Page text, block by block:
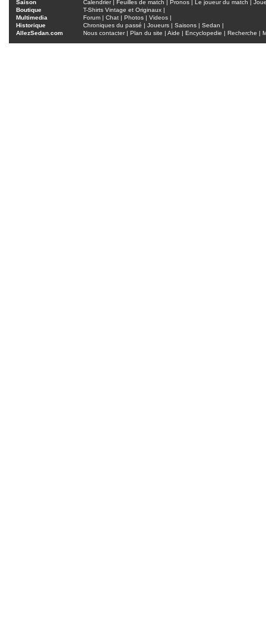
Saison Calendrier| Feuilles de match Pronos Le joueur du match
Boutique
T-Shirts Vintage et Originaux |
Multimedia
Forum | Chat | Photos | Videos |
Historique
Chroniques du passé | Joueurs | Saisons | Sedan |
AllezSedan.com
Nous contacter| Plan du site | Aide | Encyclopedie | Recherche |